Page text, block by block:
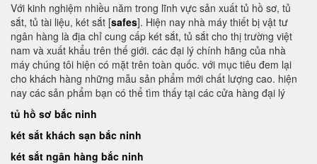
Với kinh nghiệm nhiều năm trong lĩnh vực sản xuất tủ hồ sơ, tủ
sắt, tủ tài liệu, két sắt [safes]. Hiện nay nhà máy thiết bị vật tư
ngân hàng là địa chỉ cung cấp két sắt, tủ sắt cho thị trường việt
nam và xuất khẩu trên thế giới. các đại lý chính hãng của nhà
máy chúng tôi hiện có mặt trên toàn quốc. với mục tiêu đem lại
cho khách hàng những mẫu sản phẩm mới chất lượng cao. hiện
nay các sản phẩm bạn có thể tìm thấy tại các cửa hàng đại lý
tủ hồ sơ bắc ninh
két sắt khách sạn bắc ninh
két sắt ngân hàng bắc ninh